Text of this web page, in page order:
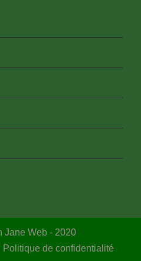
Jane Web - 2020
Politique de confidentialité